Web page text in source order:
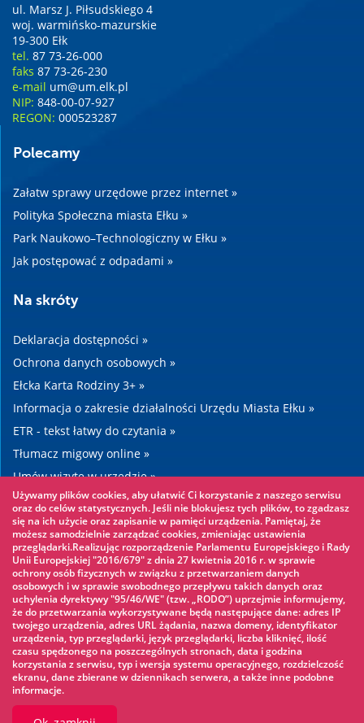
ul. Marsz J. Piłsudskiego 4
woj. warmińsko-mazurskie
19-300 Ełk
tel. 87 73-26-000
faks 87 73-26-230
e-mail um@um.elk.pl
NIP: 848-00-07-927
REGON: 000523287
Polecamy
Załatw sprawy urzędowe przez internet »
Polityka Społeczna miasta Ełku »
Park Naukowo–Technologiczny w Ełku »
Jak postępować z odpadami »
Na skróty
Deklaracja dostępności »
Ochrona danych osobowych »
Ełcka Karta Rodziny 3+ »
Informacja o zakresie działalności Urzędu Miasta Ełku »
ETR - tekst łatwy do czytania »
Tłumacz migowy online »
Umów wizytę w urzędzie »
Drogi »
Warto zobaczyć
Park linowy »
Park Wodny »
Lodowisko »
KINOECK »
Muzeum »
Używamy plików cookies, aby ułatwić Ci korzystanie z naszego serwisu
oraz do celów statystycznych. Jeśli nie blokujesz tych plików, to zgadzasz
się na ich użycie oraz zapisanie w pamięci urządzenia. Pamiętaj, że
możesz samodzielnie zarządzać cookies, zmieniając ustawienia
przeglądarki.Realizując rozporządzenie Parlamentu Europejskiego i Rady
Unii Europejskiej "2016/679" z dnia 27 kwietnia 2016 r. w sprawie
ochrony osób fizycznych w związku z przetwarzaniem danych
osobowych i w sprawie swobodnego przepływu takich danych oraz
uchylenia dyrektywy "95/46/WE" (tzw. „RODO”) uprzejmie informujemy,
że do przetwarzania wykorzystywane będą następujące dane: adres IP
twojego urządzenia, adres URL żądania, nazwa domeny, identyfikator
urządzenia, typ przeglądarki, język przeglądarki, liczba kliknięć, ilość
czasu spędzonego na poszczególnych stronach, data i godzina
korzystania z serwisu, typ i wersja systemu operacyjnego, rozdzielczość
ekranu, dane zbierane w dziennikach serwera, a także inne podobne
informacje.